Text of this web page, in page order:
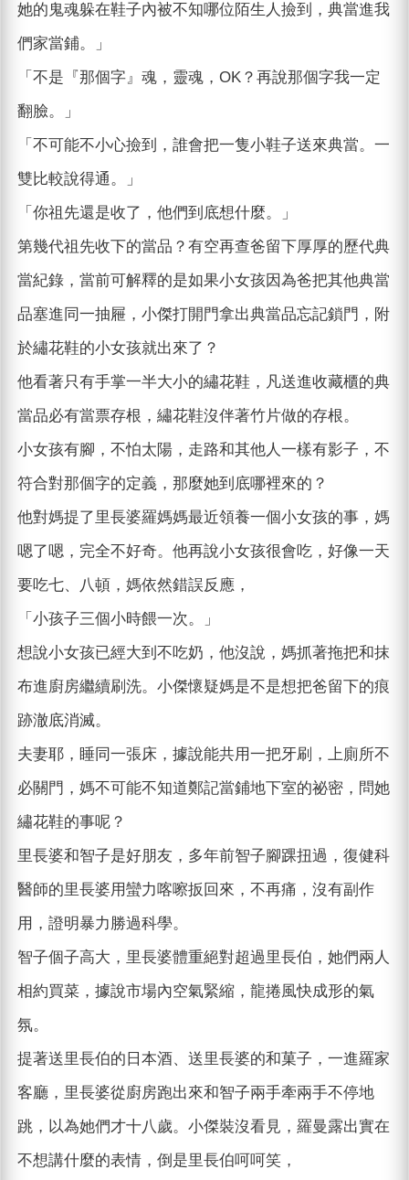
她的鬼魂躲在鞋子內被不知哪位陌生人撿到，典當進我
們家當鋪。」
「不是『那個字』魂，靈魂，OK？再說那個字我一定
翻臉。」
「不可能不小心撿到，誰會把一隻小鞋子送來典當。一
雙比較說得通。」
「你祖先還是收了，他們到底想什麼。」
第幾代祖先收下的當品？有空再查爸留下厚厚的歷代典
當紀錄，當前可解釋的是如果小女孩因為爸把其他典當
品塞進同一抽屜，小傑打開門拿出典當品忘記鎖門，附
於繡花鞋的小女孩就出來了？
他看著只有手掌一半大小的繡花鞋，凡送進收藏櫃的典
當品必有當票存根，繡花鞋沒伴著竹片做的存根。
小女孩有腳，不怕太陽，走路和其他人一樣有影子，不
符合對那個字的定義，那麼她到底哪裡來的？
他對媽提了里長婆羅媽媽最近領養一個小女孩的事，媽
嗯了嗯，完全不好奇。他再說小女孩很會吃，好像一天
要吃七、八頓，媽依然錯誤反應，
「小孩子三個小時餵一次。」
想說小女孩已經大到不吃奶，他沒說，媽抓著拖把和抹
布進廚房繼續刷洗。小傑懷疑媽是不是想把爸留下的痕
跡澈底消滅。
夫妻耶，睡同一張床，據說能共用一把牙刷，上廁所不
必關門，媽不可能不知道鄭記當鋪地下室的祕密，問她
繡花鞋的事呢？
里長婆和智子是好朋友，多年前智子腳踝扭過，復健科
醫師的里長婆用蠻力喀嚓扳回來，不再痛，沒有副作
用，證明暴力勝過科學。
智子個子高大，里長婆體重絕對超過里長伯，她們兩人
相約買菜，據說市場內空氣緊縮，龍捲風快成形的氣
氛。
提著送里長伯的日本酒、送里長婆的和菓子，一進羅家
客廳，里長婆從廚房跑出來和智子兩手牽兩手不停地
跳，以為她們才十八歲。小傑裝沒看見，羅曼露出實在
不想講什麼的表情，倒是里長伯呵呵笑，